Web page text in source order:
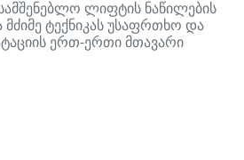
ლიფტის ნაწილების
ტექნიკას უსაფრთხო და
ერთ-ერთი მთავარი